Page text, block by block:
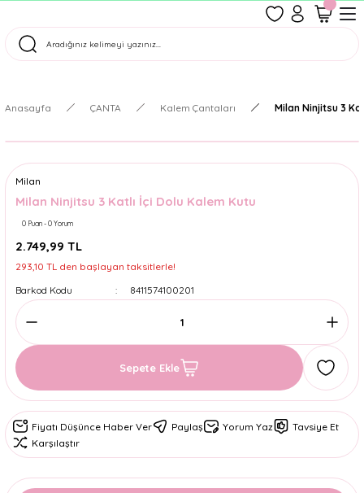
Tüm Siparişler Aynı Gün Kargoda!
Anasayfa ÇANTA Kalem Çantaları Milan Ninjitsu 3
Milan
Milan Ninjitsu 3 Katlı İçi Dolu Kalem Kutu
0 Puan - 0 Yorum
2.749,99 TL
293,10 TL den başlayan taksitlerle!
Barkod Kodu
8411574100201
Sepete Ekle
Fiyatı Düşünce Haber Ver Paylaş Yorum Yaz
Tavsiye Et
Karşılaştır